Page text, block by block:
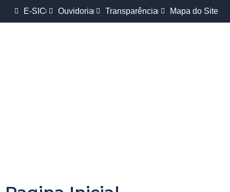
E-SIC Ouvidoria Transparência Mapa do Site